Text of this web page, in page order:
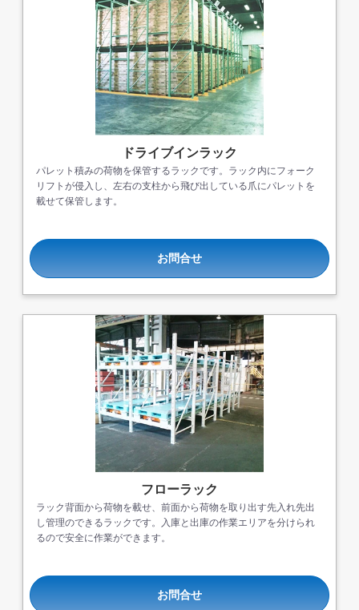
ドライブインラック
パレット積みの荷物を保管するラックです。ラック内にフォーク
リフトが侵入し、左右の支柱から飛び出している爪にパレットを
載せて保管します。
お問合せ
フローラック
ラック背面から荷物を載せ、前面から荷物を取り出す先入れ先出
し管理のできるラックです。入庫と出庫の作業エリアを分けられ
るので安全に作業ができます。
お問合せ